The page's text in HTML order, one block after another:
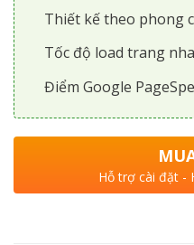
Thiết kế theo phong
Tốc độ load trang
Điểm Google
Hỗ trợ cài đặt -